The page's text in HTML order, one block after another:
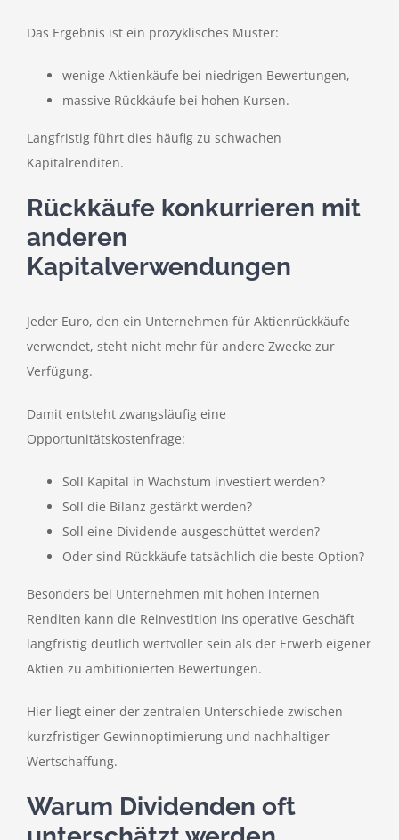
Das Ergebnis ist ein prozyklisches Muster:
wenige Aktienkäufe bei niedrigen Bewertungen,
massive Rückkäufe bei hohen Kursen.
Langfristig führt dies häufig zu schwachen
Kapitalrenditen.
Rückkäufe konkurrieren mit
anderen
Kapitalverwendungen
Jeder Euro, den ein Unternehmen für Aktienrückkäufe
verwendet, steht nicht mehr für andere Zwecke zur
Verfügung.
Damit entsteht zwangsläufig eine
Opportunitätskostenfrage:
Soll Kapital in Wachstum investiert werden?
Soll die Bilanz gestärkt werden?
Soll eine Dividende ausgeschüttet werden?
Oder sind Rückkäufe tatsächlich die beste Option?
Besonders bei Unternehmen mit hohen internen
Renditen kann die Reinvestition ins operative Geschäft
langfristig deutlich wertvoller sein als der Erwerb eigener
Aktien zu ambitionierten Bewertungen.
Hier liegt einer der zentralen Unterschiede zwischen
kurzfristiger Gewinnoptimierung und nachhaltiger
Wertschaffung.
Warum Dividenden oft